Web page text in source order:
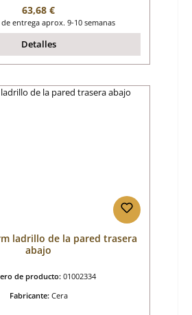
Precio normal:
63,68 €
entrega aprox. 9-10 semanas
Detalles
ladrillo de la pared trasera
abajo
de producto: 01002334
Fabricante: Cera